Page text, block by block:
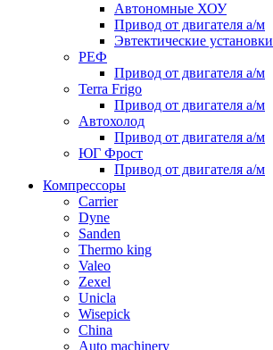
Автономные ХОУ
Привод от двигателя а/м
Эвтектические установки
РЕФ
Привод от двигателя а/м
Terra Frigo
Привод от двигателя а/м
Автохолод
Привод от двигателя а/м
ЮГ Фрост
Привод от двигателя а/м
Компрессоры
Carrier
Dyne
Sanden
Thermo king
Valeo
Zexel
Unicla
Wisepick
China
Auto machinery